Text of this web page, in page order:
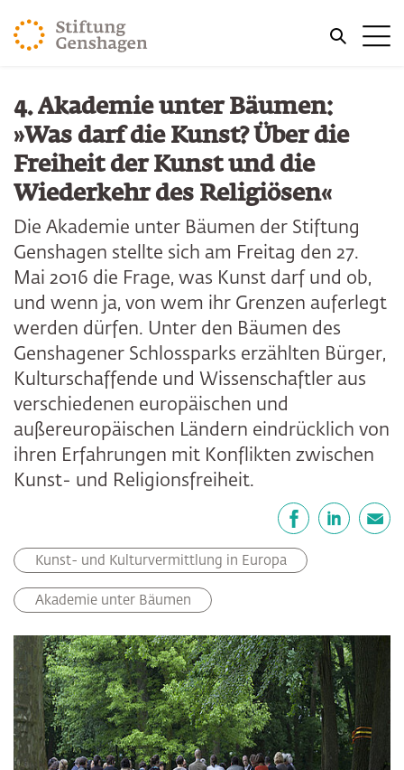
ZUM HAUPTINHALT SPRINGEN
ZUR SUCHE SPRINGEN
4. Akademie unter Bäumen:
»Was darf die Kunst? Über die
Freiheit der Kunst und die
Wiederkehr des Religiösen«
Die Akademie unter Bäumen der Stiftung
Genshagen stellte sich am Freitag den 27.
Mai 2016 die Frage, was Kunst darf und ob,
und wenn ja, von wem ihr Grenzen auferlegt
werden dürfen. Unter den Bäumen des
Genshagener Schlossparks erzählten Bürger,
Kulturschaffende und Wissenschaftler aus
verschiedenen europäischen und
außereuropäischen Ländern eindrücklich von
ihren Erfahrungen mit Konflikten zwischen
Kunst- und Religionsfreiheit.
Kunst- und Kulturvermittlung in Europa
Akademie unter Bäumen